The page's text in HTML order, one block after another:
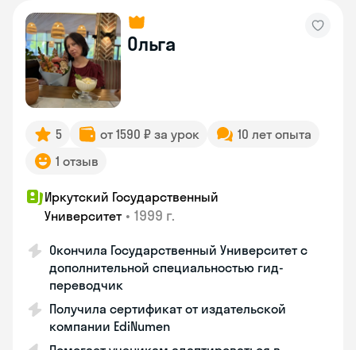
Ольга
5 от 1590 ₽ за урок
10 лет опыта
1 отзыв
Иркутский Государственный
Университет • 1999 г.
Окончила Государственный Университет с
дополнительной специальностью гид-
переводчик
Получила сертификат от издательской
компании EdiNumen